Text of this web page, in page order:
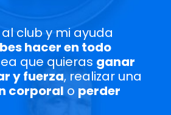
club y mi ayuda
hacer en todo
que quieras ganar
y fuerza, realizar una
corporal o perder